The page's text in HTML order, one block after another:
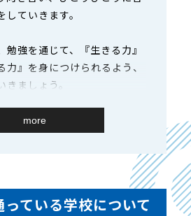
ていきます。
勉強を通じて、『生きる力』
力』を身につけられるよう、
ましょう。
4.8点!!(5点満点)
スト【国語】部門／北海道地
スト【英語】部門／北海道地
more
ている学校について